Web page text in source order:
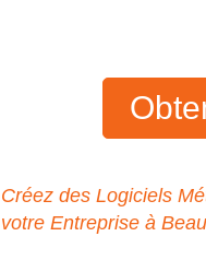
Créez des Logiciels
votre Entreprise à